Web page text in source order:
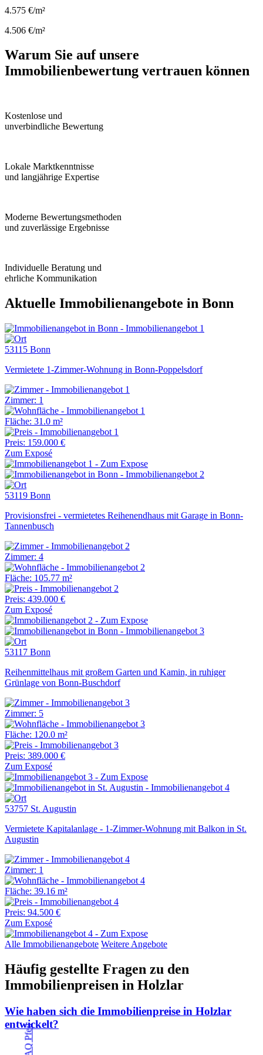
4.575 €/m²
4.506 €/m²
Warum Sie auf unsere
Immobilienbewertung vertrauen können
Kostenlose und
unverbindliche Bewertung
Lokale Marktkenntnisse
und langjährige Expertise
Moderne Bewertungsmethoden
und zuverlässige Ergebnisse
Individuelle Beratung und
ehrliche Kommunikation
Aktuelle Immobilienangebote in Bonn
53115 Bonn
Vermietete 1-Zimmer-Wohnung in Bonn-Poppelsdorf
Zimmer: 1
Fläche: 31.0 m²
Preis: 159.000 €
Zum Exposé
53119 Bonn
Provisionsfrei - vermietetes Reihenendhaus mit Garage in Bonn-
Tannenbusch
Zimmer: 4
Fläche: 105.77 m²
Preis: 439.000 €
Zum Exposé
53117 Bonn
Reihenmittelhaus mit großem Garten und Kamin, in ruhiger
Grünlage von Bonn-Buschdorf
Zimmer: 5
Fläche: 120.0 m²
Preis: 389.000 €
Zum Exposé
53757 St. Augustin
Vermietete Kapitalanlage - 1-Zimmer-Wohnung mit Balkon in St.
Augustin
Zimmer: 1
Fläche: 39.16 m²
Preis: 94.500 €
Zum Exposé
Alle Immobilienangebote Weitere Angebote
Häufig gestellte Fragen zu den
Immobilienpreisen in Holzlar
Wie haben sich die Immobilienpreise in Holzlar
entwickelt?